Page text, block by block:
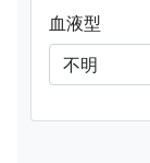
血液型